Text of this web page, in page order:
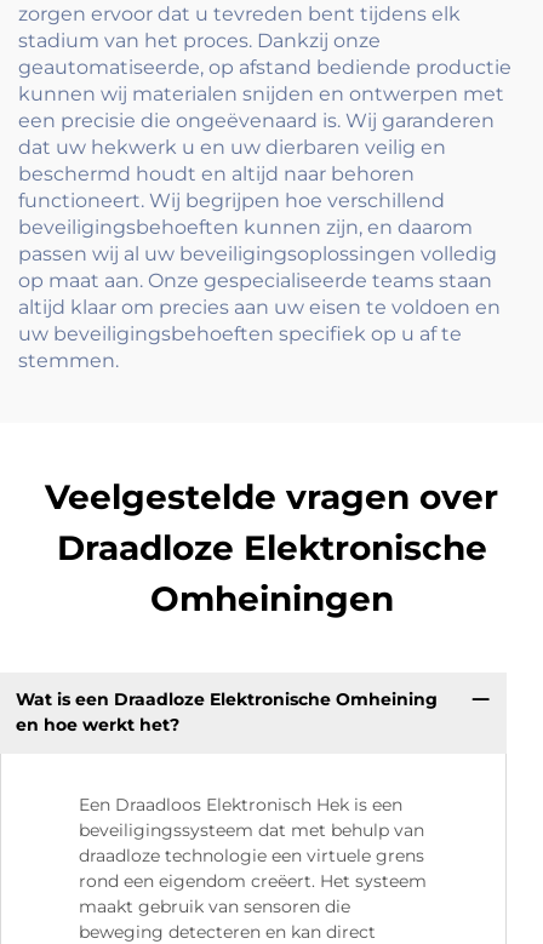
zorgen ervoor dat u tevreden bent tijdens elk
stadium van het proces. Dankzij onze
geautomatiseerde, op afstand bediende productie
kunnen wij materialen snijden en ontwerpen met
een precisie die ongeëvenaard is. Wij garanderen
dat uw hekwerk u en uw dierbaren veilig en
beschermd houdt en altijd naar behoren
functioneert. Wij begrijpen hoe verschillend
beveiligingsbehoeften kunnen zijn, en daarom
passen wij al uw beveiligingsoplossingen volledig
op maat aan. Onze gespecialiseerde teams staan
altijd klaar om precies aan uw eisen te voldoen en
uw beveiligingsbehoeften specifiek op u af te
stemmen.
Veelgestelde vragen over
Draadloze Elektronische
Omheiningen
Wat is een Draadloze Elektronische Omheining
en hoe werkt het?
Een Draadloos Elektronisch Hek is een
beveiligingssysteem dat met behulp van
draadloze technologie een virtuele grens
rond een eigendom creëert. Het systeem
maakt gebruik van sensoren die
beweging detecteren en kan direct